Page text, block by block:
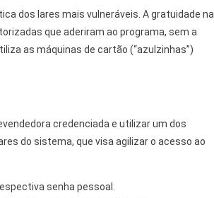
dos lares mais vulneráveis. A gratuidade na
que aderiram ao programa, sem a
as máquinas de cartão (“azulzinhas”)
credenciada e utilizar um dos
do sistema, que visa agilizar o acesso ao
senha pessoal.